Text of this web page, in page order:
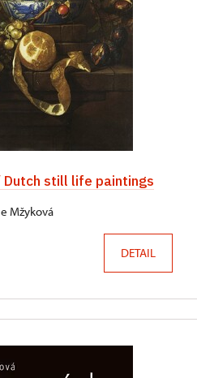
still life paintings
Mžyková
DETAIL